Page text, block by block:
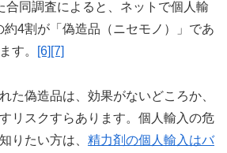
合同調査によると、ネットで個人輸
約4割が「偽造品（ニセモノ）」であ
す。
[6] [7]
た偽造品は、効果がないどころか、
リスクすらあります。個人輸入の危
りたい方は、 精力剤の個人輸入はバ